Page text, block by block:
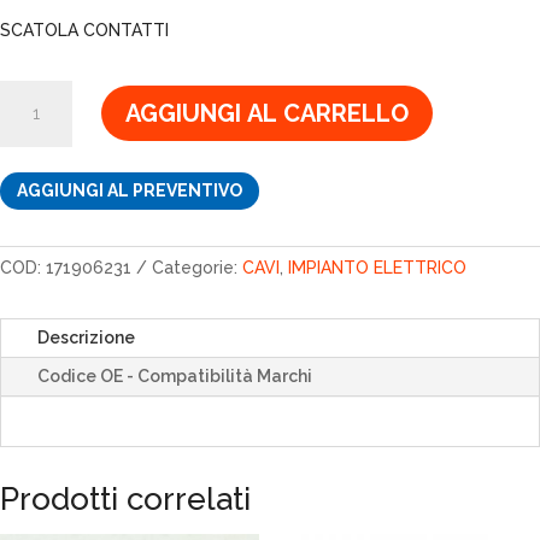
originale
era:
SCATOLA CONTATTI
CONTATTI
quantità
AGGIUNGI AL CARRELLO
AGGIUNGI AL PREVENTIVO
COD: 171906231 Categorie: CAVI IMPIANTO ELETTRICO
Descrizione
Codice OE - Compatibilità Marchi
Prodotti correlati